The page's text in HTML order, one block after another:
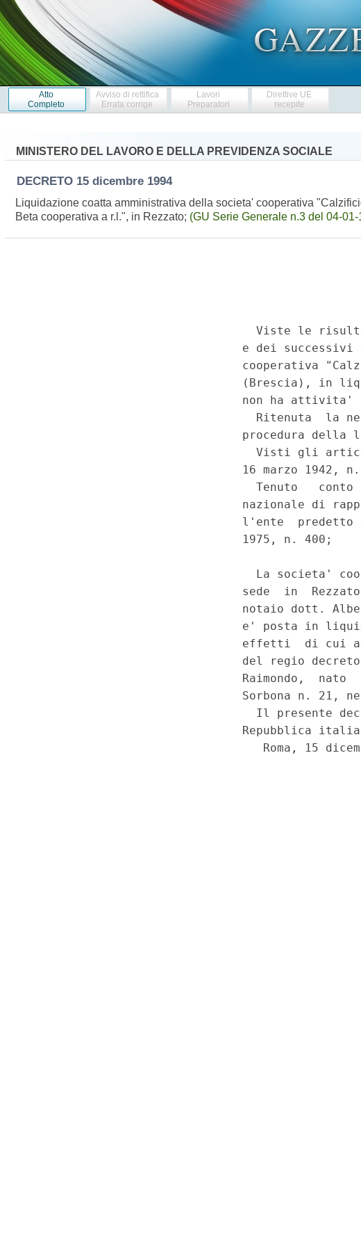
Atto
Completo
Avviso di rettifica
Errata corrige
Lavori
Preparatori
Direttive UE
recepite
MINISTERO DEL LAVORO E DELLA PREVIDENZA SOCIALE
DECRETO 15 dicembre 1994
Liquidazione coatta amministrativa della societa' cooperativa
Beta cooperativa a r.l.", in Rezzato; (GU Serie Generale n.3 del 04-01-